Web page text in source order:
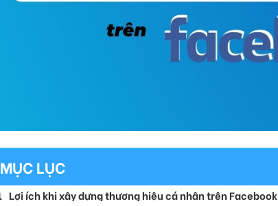
MỤC LỤC
Lợi ích khi xây dựng thương hiệu cá nhân trên Facebook